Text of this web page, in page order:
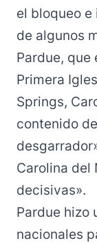
el bloqueo
de algunos
Pardue,
Primera
Springs,
contenido
Carolina del
decisivas».
Pardue hizo
nacionales